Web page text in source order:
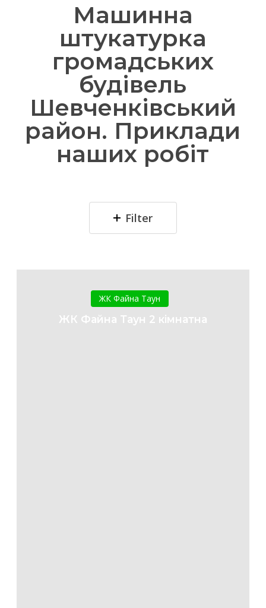
Машинна
штукатурка
громадських
будівель
Шевченківський
район. Приклади
наших робіт
Filter
Файна
Таун
2
ЖК Файна Таун
ЖК Файна Таун 2 кімнатна